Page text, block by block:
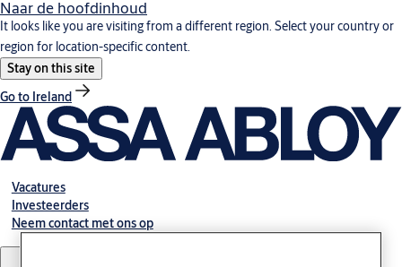
Naar de hoofdinhoud
It looks like you are visiting from a different region. Select your country or
region for location-specific content.
Stay on this site
Go to Ireland
Vacatures
Investeerders
Neem contact met ons op